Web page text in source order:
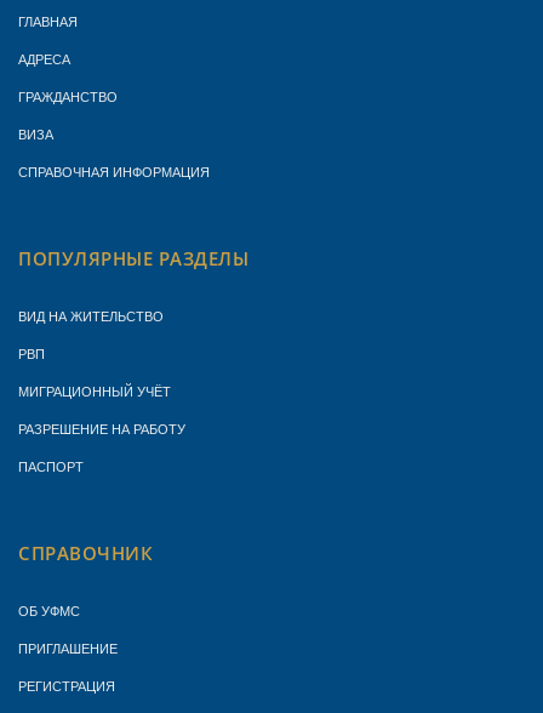
ГЛАВНАЯ
АДРЕСА
ГРАЖДАНСТВО
ВИЗА
СПРАВОЧНАЯ ИНФОРМАЦИЯ
ПОПУЛЯРНЫЕ РАЗДЕЛЫ
ВИД НА ЖИТЕЛЬСТВО
РВП
МИГРАЦИОННЫЙ УЧЁТ
РАЗРЕШЕНИЕ НА РАБОТУ
ПАСПОРТ
СПРАВОЧНИК
ОБ УФМС
ПРИГЛАШЕНИЕ
РЕГИСТРАЦИЯ